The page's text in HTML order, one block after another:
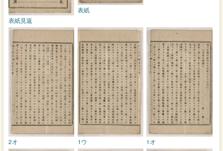
表紙
表紙見返
1オ
1ウ
2オ